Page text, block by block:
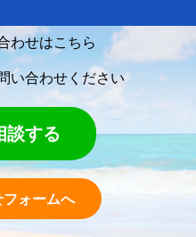
わせはこちら
い合わせください
談する
ォームへ